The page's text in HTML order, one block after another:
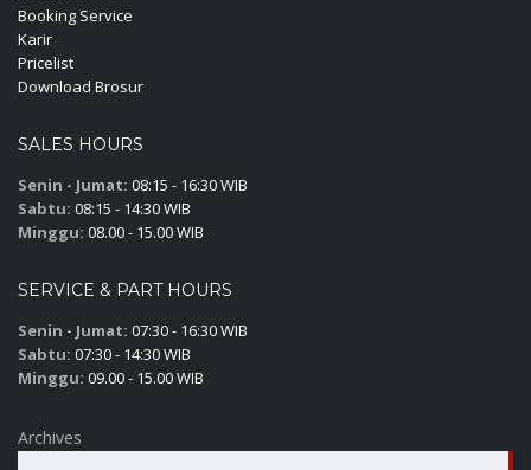
Booking Service
Karir
Pricelist
Download Brosur
SALES HOURS
Senin - Jumat: 08:15 - 16:30 WIB
Sabtu: 08:15 - 14:30 WIB
Minggu: 08.00 - 15.00 WIB
SERVICE & PART HOURS
Senin - Jumat: 07:30 - 16:30 WIB
Sabtu: 07:30 - 14:30 WIB
Minggu: 09.00 - 15.00 WIB
Archives